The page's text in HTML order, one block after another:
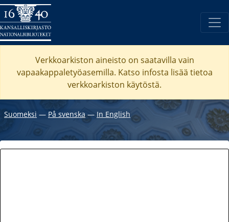
Verkkoarkiston aineisto on saatavilla vain
vapaakappaletyöasemilla. Katso infosta lisää tietoa
verkkoarkiston käytöstä.
Suomeksi ― På svenska― In English